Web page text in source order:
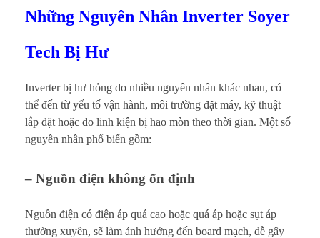
Những Nguyên Nhân Inverter Soyer
Tech Bị Hư
Inverter bị hư hỏng do nhiều nguyên nhân khác nhau, có
thể đến từ yếu tố vận hành, môi trường đặt máy, kỹ thuật
lắp đặt hoặc do linh kiện bị hao mòn theo thời gian. Một số
nguyên nhân phổ biến gồm:
– Nguồn điện không ổn định
Nguồn điện có điện áp quá cao hoặc quá áp hoặc sụt áp
thường xuyên, sẽ làm ảnh hưởng đến board mạch, dễ gây